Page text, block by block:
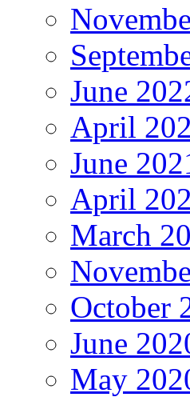
June
April
June
April
March
October
June
May